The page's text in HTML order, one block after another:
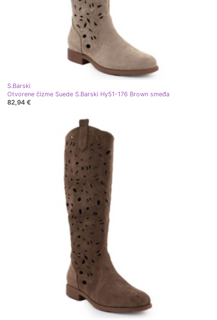
S.Barski
Otvorene čizme Suede S.Barski Hy51-176 Brown smeđa
82,94 €